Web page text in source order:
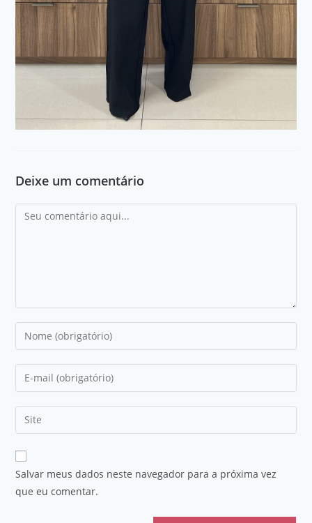
Deixe um comentário
Salvar meus dados neste navegador para a próxima vez
que eu comentar.